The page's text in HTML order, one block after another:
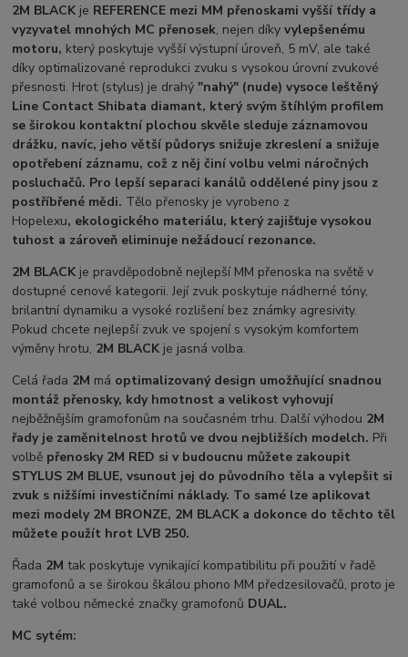
2M BLACK je REFERENCE mezi MM přenoskami vyšší třídy a
vyzyvatel mnohých MC přenosek, nejen díky vylepšenému
motoru, který poskytuje vyšší výstupní úroveň, 5 mV, ale také
díky optimalizované reprodukci zvuku s vysokou úrovní zvukové
přesnosti. Hrot (stylus) je drahý"nahý" (nude) vysoce leštěný
Line Contact Shibata diamant, který svým štíhlým profilem
se širokou kontaktní plochou skvěle sleduje záznamovou
drážku, navíc, jeho větší půdorys snižuje zkreslení a snižuje
opotřebení záznamu, což z něj činí volbu velmi náročných
posluchačů. Pro lepší separaci kanálů oddělené piny jsou z
postříbřené mědi. Tělo přenosky je vyrobeno z
Hopelexu, ekologického materiálu, který zajišťuje vysokou
tuhost a zároveň eliminuje nežádoucí rezonance.
2M BLACK je pravděpodobně nejlepší MM přenoska na světě v
dostupné cenové kategorii. Její zvuk poskytuje nádherné tóny,
brilantní dynamiku a vysoké rozlišení bez známky agresivity.
Pokud chcete nejlepší zvuk ve spojení s vysokým komfortem
výměny hrotu, 2M BLACK je jasná volba.
Celá řada 2M má optimalizovaný design umožňující snadnou
montáž přenosky, kdy hmotnost a velikost vyhovují
nejběžnějším gramofonům na současném trhu. Další výhodou 2M
řady je zaměnitelnost hrotů ve dvou nejbližších modelch. Při
volbě přenosky 2M RED si v budoucnu můžete zakoupit
STYLUS 2M BLUE, vsunout jej do původního těla a vylepšit si
zvuk s nižšími investičními náklady. To samé lze aplikovat
mezi modely 2M BRONZE, 2M BLACK a dokonce do těchto těl
můžete použít hrot LVB 250.
Řada 2Mtak poskytuje vynikající kompatibilitu při použití v řadě
gramofonů a se širokou škálou phono MM předzesilovačů, proto je
také volbou německé značky gramofonů DUAL.
MC sytém: